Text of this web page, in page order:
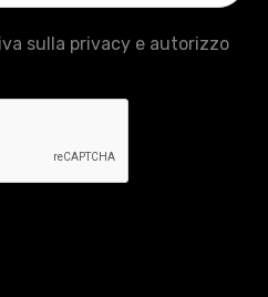
sulla privacy e autorizzo